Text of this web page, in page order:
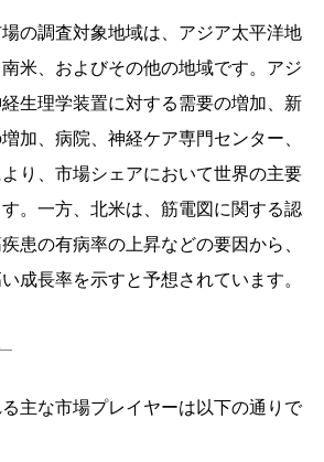
の調査対象地域は、アジア太平洋地
米、およびその他の地域です。アジ
生理学装置に対する需要の増加、新
加、病院、神経ケア専門センター、
り、市場シェアにおいて世界の主要
。一方、北米は、筋電図に関する認
患の有病率の上昇などの要因から、
成長率を示すと予想されています。
主な市場プレイヤーは以下の通りで